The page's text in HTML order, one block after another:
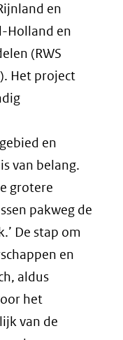
en
Holland en
(RWS
Het project
en
van belang.
grotere
pakweg de
De stap om
en
aldus
het
van de